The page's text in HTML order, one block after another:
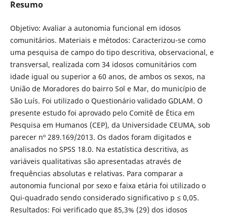
Resumo
Objetivo: Avaliar a autonomia funcional em idosos
comunitários. Materiais e métodos: Caracterizou-se como
uma pesquisa de campo do tipo descritiva, observacional, e
transversal, realizada com 34 idosos comunitários com
idade igual ou superior a 60 anos, de ambos os sexos, na
União de Moradores do bairro Sol e Mar, do município de
São Luís. Foi utilizado o Questionário validado GDLAM. O
presente estudo foi aprovado pelo Comitê de Ética em
Pesquisa em Humanos (CEP), da Universidade CEUMA, sob
parecer nº 289.169/2013. Os dados foram digitados e
analisados no SPSS 18.0. Na estatística descritiva, as
variáveis qualitativas são apresentadas através de
frequências absolutas e relativas. Para comparar a
autonomia funcional por sexo e faixa etária foi utilizado o
Qui-quadrado sendo considerado significativo p ≤ 0,05.
Resultados: Foi verificado que 85,3% (29) dos idosos